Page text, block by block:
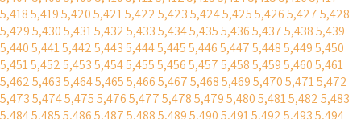
5,4185,4195,4205,4215,4225,4235,4245,4255,4265,4275,428
5,4295,4305,4315,4325,4335,4345,4355,4365,4375,4385,439
5,4405,4415,4425,4435,4445,4455,4465,4475,4485,4495,450
5,4515,4525,4535,4545,4555,4565,4575,4585,4595,4605,461
5,4625,4635,4645,4655,4665,4675,4685,4695,4705,4715,472
5,4735,4745,4755,4765,4775,4785,4795,4805,4815,4825,483